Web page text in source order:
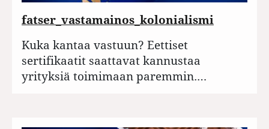
fatser_vastamainos_kolonialismi
Kuka kantaa vastuun? Eettiset
sertifikaatit saattavat kannustaa
yrityksiä toimimaan paremmin.…